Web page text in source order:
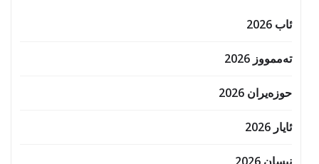
ئاب 2026
تەممووز 2026
حوزه‌یران 2026
ئایار 2026